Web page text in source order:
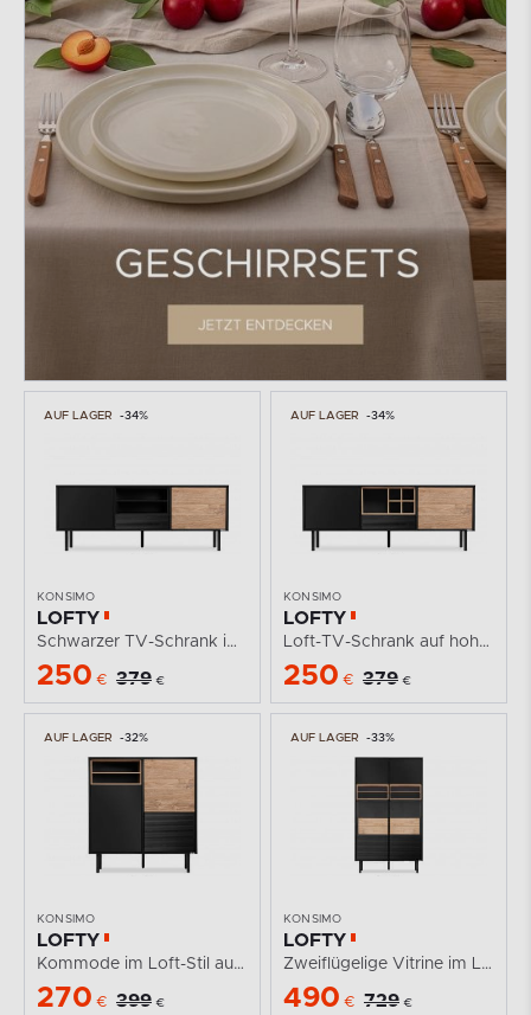
AUF LAGER -34%
KONSIMO
LOFTY
Schwarzer TV-Schrank im Loft-Stil mit Einlegeböden
250 € 379 €
AUF LAGER -34%
KONSIMO
LOFTY
Loft-TV-Schrank auf hohen Beinen
250 € 379 €
AUF LAGER -32%
KONSIMO
LOFTY
Kommode im Loft-Stil auf hohen Beinen
270 € 399 €
AUF LAGER -33%
KONSIMO
LOFTY
Zweiflügelige Vitrine im Loft-Stil
490 € 729 €